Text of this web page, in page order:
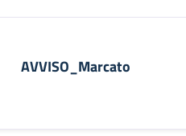
AVVISO_Marcato